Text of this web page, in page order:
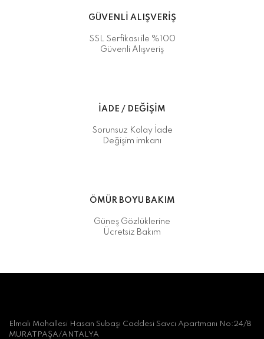
GÜVENLİ ALIŞVERİŞ
SSL Serfikası ile %100
Güvenli Alışveriş
İADE / DEĞİŞİM
Sorunsuz Kolay İade
Değişim imkanı
ÖMÜR BOYU BAKIM
Güneş Gözlüklerine
Ücretsiz Bakım
Elmalı Mahallesi Hasan Subaşı Caddesi Savcı Apartmanı No:24/B
MURATPAŞA/ANTALYA